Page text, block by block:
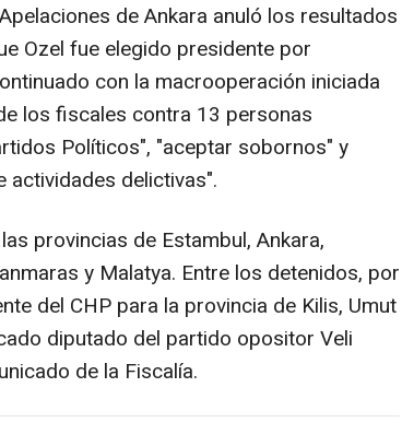
de Ankara anuló los resultados
Ozel fue elegido presidente por
con la macrooperación iniciada
los fiscales contra 13 personas
Políticos", "aceptar sobornos" y
actividades delictivas".
provincias de Estambul, Ankara,
y Malatya. Entre los detenidos, por
del CHP para la provincia de Kilis, Umut
diputado del partido opositor Veli
de la Fiscalía.